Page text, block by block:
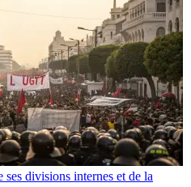
divisions internes et de la